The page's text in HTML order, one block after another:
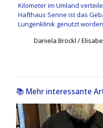
Kilometer im Umland
Hafthaus Senne ist das
Lungenklinik genutzt
Daniela Bröckl /
📚 Mehr interessante